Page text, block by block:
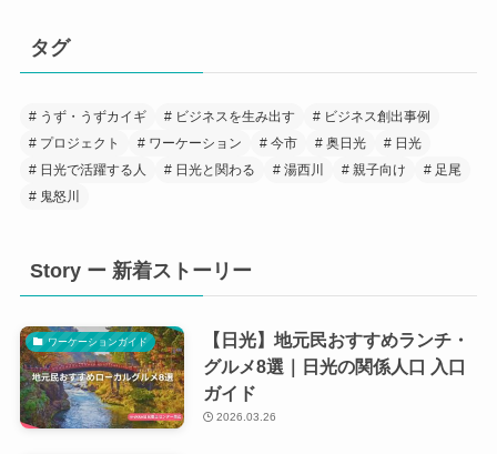
タグ
うず・うずカイギ ビジネスを生み出す
ビジネス創出事例
プロジェクト
ワーケーション 今市 奥日光
日光
日光で活躍する人
日光と関わる 湯西川 親子向け
足尾
鬼怒川
Story ー 新着ストーリー
ワーケーションガイド
【日光】地元民おすすめランチ・
グルメ8選｜日光の関係人口 入口
ガイド
2026.03.26